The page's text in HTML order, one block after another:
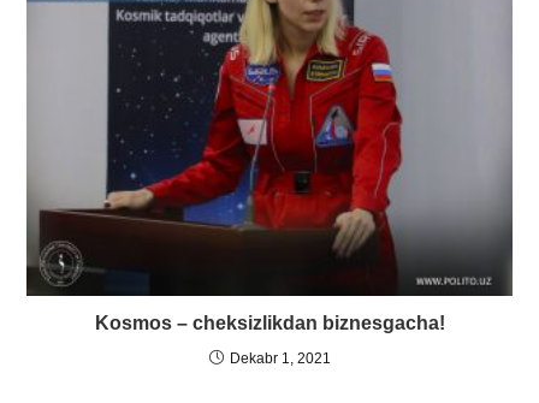
Kosmos – cheksizlikdan biznesgacha!
Dekabr 1, 2021